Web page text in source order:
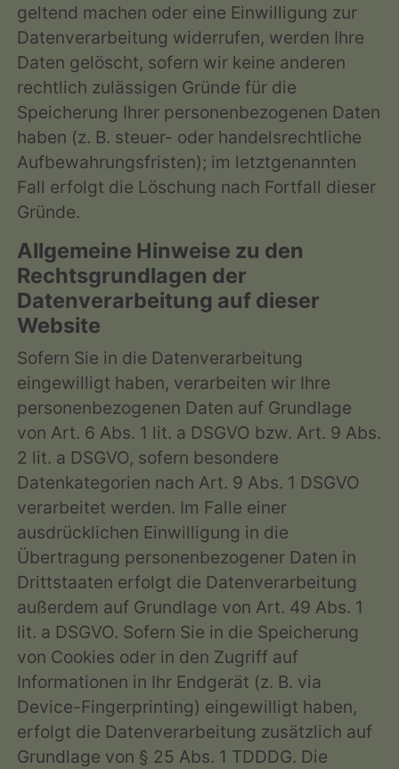
geltend machen oder eine Einwilligung zur
Datenverarbeitung widerrufen, werden Ihre
Daten gelöscht, sofern wir keine anderen
rechtlich zulässigen Gründe für die
Speicherung Ihrer personenbezogenen Daten
haben (z. B. steuer- oder handelsrechtliche
Aufbewahrungsfristen); im letztgenannten
Fall erfolgt die Löschung nach Fortfall dieser
Gründe.
Allgemeine Hinweise zu den
Rechtsgrundlagen der
Datenverarbeitung auf dieser
Website
Sofern Sie in die Datenverarbeitung
eingewilligt haben, verarbeiten wir Ihre
personenbezogenen Daten auf Grundlage
von Art. 6 Abs. 1 lit. a DSGVO bzw. Art. 9 Abs.
2 lit. a DSGVO, sofern besondere
Datenkategorien nach Art. 9 Abs. 1 DSGVO
verarbeitet werden. Im Falle einer
ausdrücklichen Einwilligung in die
Übertragung personenbezogener Daten in
Drittstaaten erfolgt die Datenverarbeitung
außerdem auf Grundlage von Art. 49 Abs. 1
lit. a DSGVO. Sofern Sie in die Speicherung
von Cookies oder in den Zugriff auf
Informationen in Ihr Endgerät (z. B. via
Device-Fingerprinting) eingewilligt haben,
erfolgt die Datenverarbeitung zusätzlich auf
Grundlage von § 25 Abs. 1 TDDDG. Die